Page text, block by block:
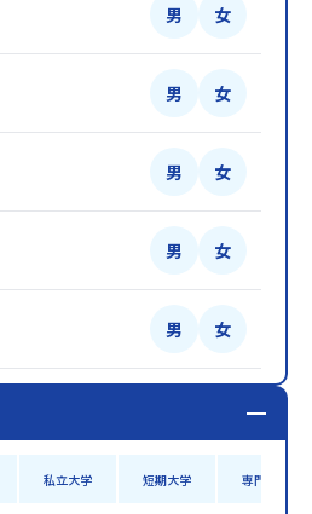
男 女
男 女
男 女
男 女
男 女
私立大学 短期大学 専門学校